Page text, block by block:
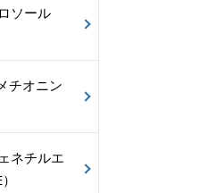
ソール
チオニン
ネチルエ